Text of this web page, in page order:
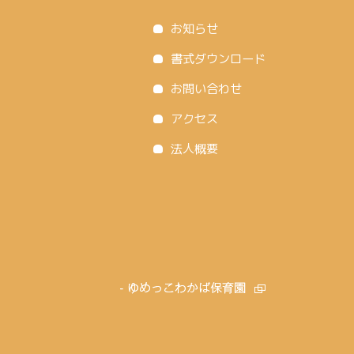
お知らせ
書式ダウンロード
お問い合わせ
アクセス
法人概要